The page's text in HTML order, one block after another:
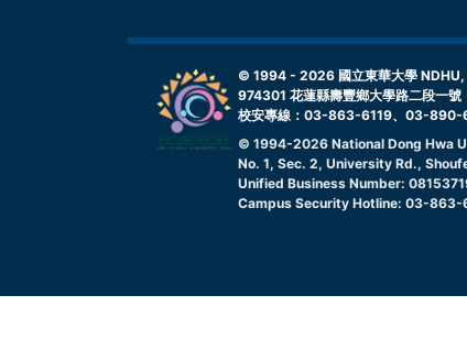
© 1994 - 2026 國立東華大學
974301 花蓮縣壽豐鄉大學路二段一
校安專線：03-863-6119、03-
© 1994-2026 National Dong Hwa
No. 1, Sec. 2, University Rd.,
Unified Business Number:
Campus Security Hotline: 03-